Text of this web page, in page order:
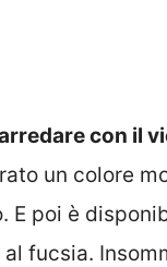
con il
un colore
E poi è
fucsia.